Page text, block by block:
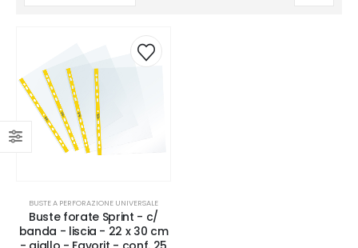
BUSTE A PERFORAZIONE UNIVERSALE
Buste forate Sprint - c/
banda - liscia - 22 x 30 cm